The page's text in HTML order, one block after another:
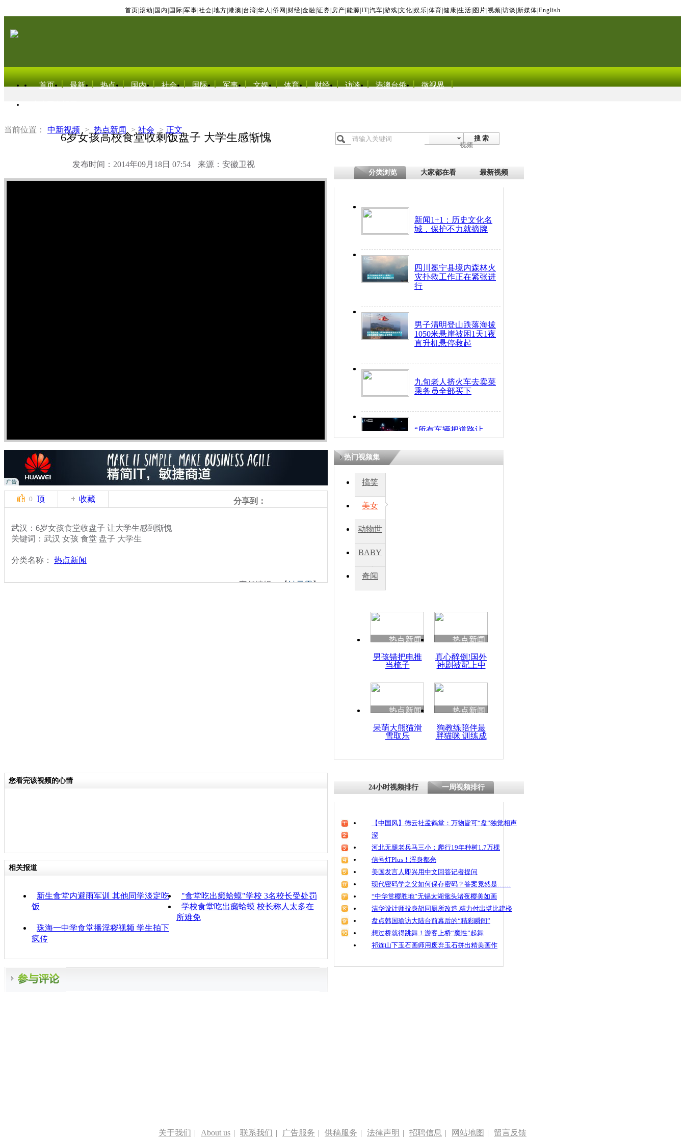
首页 滚动 国内 国际 军事 社会 地方 港澳 台湾 华人 侨网 财经 金融 证券 房产 能源 IT| 汽车 游戏 文化 娱乐 体育 健康 生活 图片 视频 访谈 新媒体 English
首页 最新 热点 国内 社会 国际 军事 文娱 体育 财经 访谈 港澳台侨 微视界
当前位置： 中新视频 > 热点新闻 > 社会 > 正文
6岁女孩高校食堂收剩饭盘子 大学生感惭愧
发布时间：2014年09月18日 07:54 来源：安徽卫视
搜 索
视频
分类浏览 大家都在看 最新视频
新闻1+1：历史文化名
城，保护不力就摘牌
四川冕宁县境内森林火
灾扑救工作正在紧张进
行
男子清明登山跌落海拔
1050米悬崖被困1天1夜
直升机悬停救起
九旬老人挤火车去卖菜
乘务员全部买下
“所有车辆把道路让
开！”儿童突发疾病交
因
度苗族花山节
魂
0 顶 收藏 分享到：
武汉：6岁女孩食堂收盘子 让大学生感到惭愧
关键词：武汉 女孩 食堂 盘子 大学生
分类名称： 热点新闻
责任编辑：【钟元霞】
热门视频集
搞笑
美女
动物世
BABY
秀
奇闻
热点新闻
男孩错把电推
当梳子
热点新闻
真心醉倒!国外
神剧被配上中
热点新闻
呆萌大熊猫滑
雪取乐
热点新闻
狗教练陪伴最
胖猫咪 训练成
您看完该视频的心情
相关报道
新生食堂内避雨军训 其他同学淡定吃
饭
"食堂吃出癞蛤蟆"学校 3名校长受处罚
学校食堂吃出癞蛤蟆 校长称人太多在
所难免
珠海一中学食堂播淫秽视频 学生拍下
疯传
24小时视频排行 一周视频排行
【中国风】德云社孟鹤堂：万物皆可“盘”独觉相声
深
河北无腿老兵马三小：爬行19年种树1.7万棵
信号灯Plus！浑身都亮
美国发言人即兴用中文回答记者提问
现代密码学之父如何保存密码？答案竟然是……
“中华赏樱胜地”无锡太湖鼋头渚夜樱美如画
清华设计师投身胡同厕所改造 精力付出堪比建楼
盘点韩国瑜访大陆台前幕后的“精彩瞬间”
想过桥就得跳舞！游客上桥“魔性”起舞
祁连山下玉石画师用废弃玉石拼出精美画作
关于我们 | About us | 联系我们 | 广告服务 | 供稿服务 | 法律声明 | 招聘信息 | 网站地图 | 留言反馈